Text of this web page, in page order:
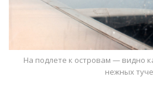
На подлете к островам — видно
нежных